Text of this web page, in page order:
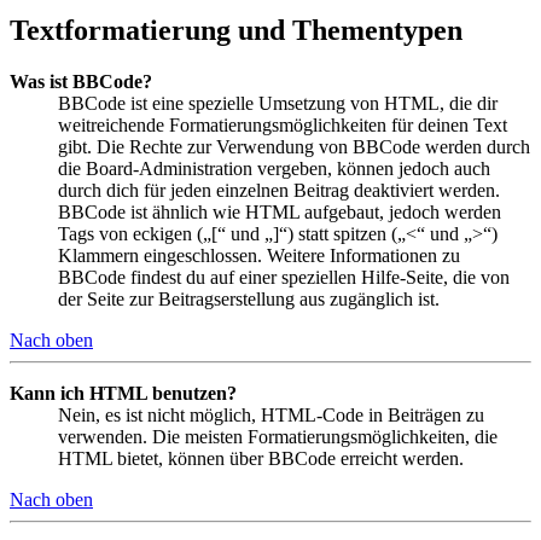
Textformatierung und Thementypen
Was ist BBCode?
BBCode ist eine spezielle Umsetzung von HTML, die dir
weitreichende Formatierungsmöglichkeiten für deinen Text
gibt. Die Rechte zur Verwendung von BBCode werden durch
die Board-Administration vergeben, können jedoch auch
durch dich für jeden einzelnen Beitrag deaktiviert werden.
BBCode ist ähnlich wie HTML aufgebaut, jedoch werden
Tags von eckigen („[“ und „]“) statt spitzen („<“ und „>“)
Klammern eingeschlossen. Weitere Informationen zu
BBCode findest du auf einer speziellen Hilfe-Seite, die von
der Seite zur Beitragserstellung aus zugänglich ist.
Nach oben
Kann ich HTML benutzen?
Nein, es ist nicht möglich, HTML-Code in Beiträgen zu
verwenden. Die meisten Formatierungsmöglichkeiten, die
HTML bietet, können über BBCode erreicht werden.
Nach oben